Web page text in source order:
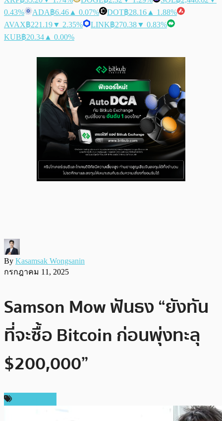
0.43%
ADA฿6.46 ▲ 0.07% DOT฿28.16 ▲ 1.88%
AVAX฿221.19▼ 2.35% LINK฿270.38▼ 0.83%
KUB฿20.34 ▲ 0.00%
By Kasamsak Wongsanin
กรกฎาคม 11, 2025
Samson Mow ฟันธง “ยังทัน
ที่จะซื้อ Bitcoin ก่อนพุ่งทะลุ
$200,000”